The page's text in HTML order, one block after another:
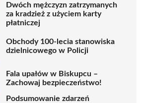
Dwóch mężczyzn zatrzymanych
za kradzież z użyciem karty
płatniczej
Obchody 100-lecia stanowiska
dzielnicowego w Policji
Fala upałów w Biskupcu –
Zachowaj bezpieczeństwo!
Podsumowanie zdarzeń